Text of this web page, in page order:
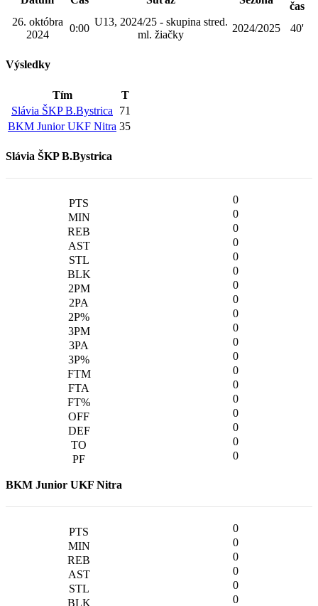
čas
26. októbra
2024
0:00
U13, 2024/25 - skupina stred.
ml. žiačky
2024/2025 40'
Výsledky
Tím
T
Slávia ŠKP B.Bystrica
71
BKM Junior UKF Nitra 35
Slávia ŠKP B.Bystrica
0
0
0
0
0
0
0
0
0
0
0
0
0
0
0
0
0
0
0
BKM Junior UKF Nitra
0
0
0
0
0
0